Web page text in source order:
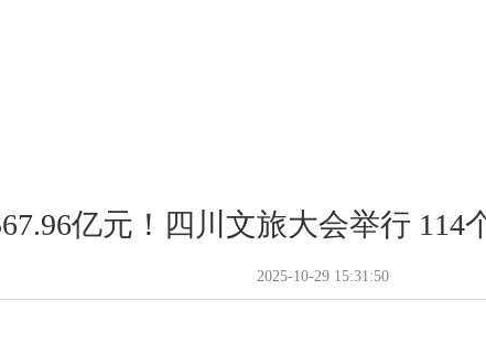
亿元！四川文旅大会举行 114
2025-10-29 15:31:50